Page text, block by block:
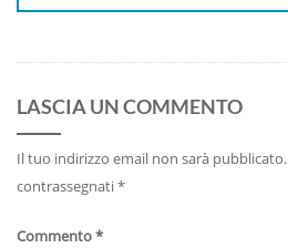
LASCIA UN COMMENTO
Il tuo indirizzo email non sarà pubblicato.
contrassegnati*
Commento*